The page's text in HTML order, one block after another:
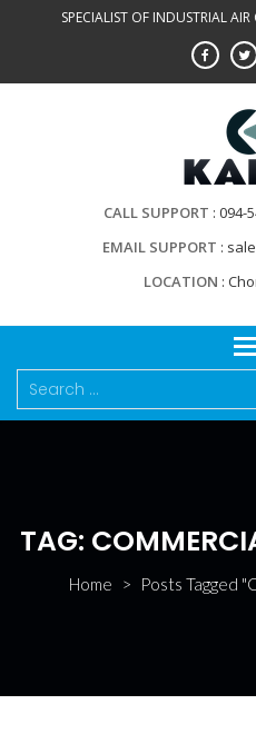
SPECIALIST OF INDUSTRIAL AIR
CALL SUPPORT 094-
EMAIL SUPPORT
LOCATION
Search
for:
TAG:
Home > Posts Tagged